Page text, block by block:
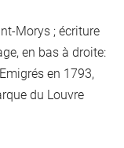
Morys ; écriture
en bas à droite:
en 1793,
du Louvre